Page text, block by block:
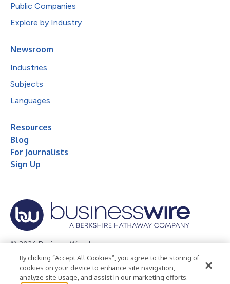
Public Companies
Explore by Industry
Newsroom
Industries
Subjects
Languages
Resources
Blog
For Journalists
Sign Up
© 2026 Business Wire, Inc.
Privacy Policy Cookie Policy
Accessibility Statement
Terms of Use
Legal
By clicking “Accept All Cookies”, you agree to the storing of
cookies on your device to enhance site navigation,
analyze site usage, and assist in our marketing efforts.